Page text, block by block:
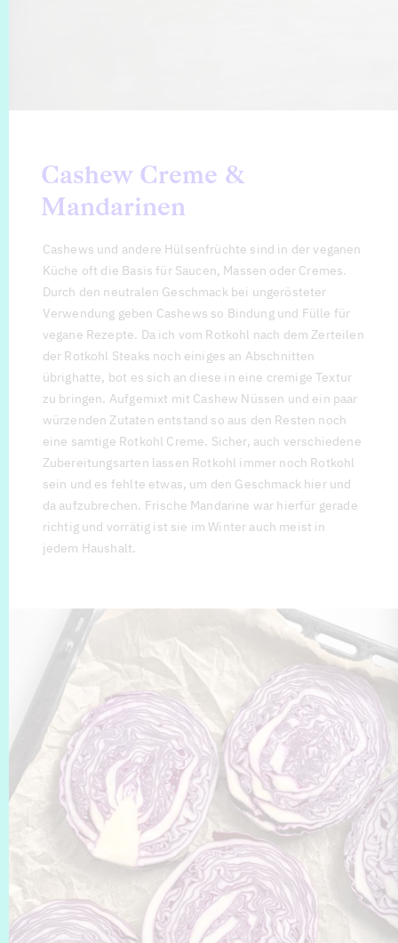
Cashew Creme &
Mandarinen
Cashews und andere Hülsenfrüchte sind in der veganen
Küche oft die Basis für Saucen, Massen oder Cremes.
Durch den neutralen Geschmack bei ungerösteter
Verwendung geben Cashews so Bindung und Fülle für
vegane Rezepte. Da ich vom Rotkohl nach dem Zerteilen
der Rotkohl Steaks noch einiges an Abschnitten
übrighatte, bot es sich an diese in eine cremige Textur
zu bringen. Aufgemixt mit Cashew Nüssen und ein paar
würzenden Zutaten entstand so aus den Resten noch
eine samtige Rotkohl Creme. Sicher, auch verschiedene
Zubereitungsarten lassen Rotkohl immer noch Rotkohl
sein und es fehlte etwas, um den Geschmack hier und
da aufzubrechen. Frische Mandarine war hierfür gerade
richtig und vorrätig ist sie im Winter auch meist in
jedem Haushalt.